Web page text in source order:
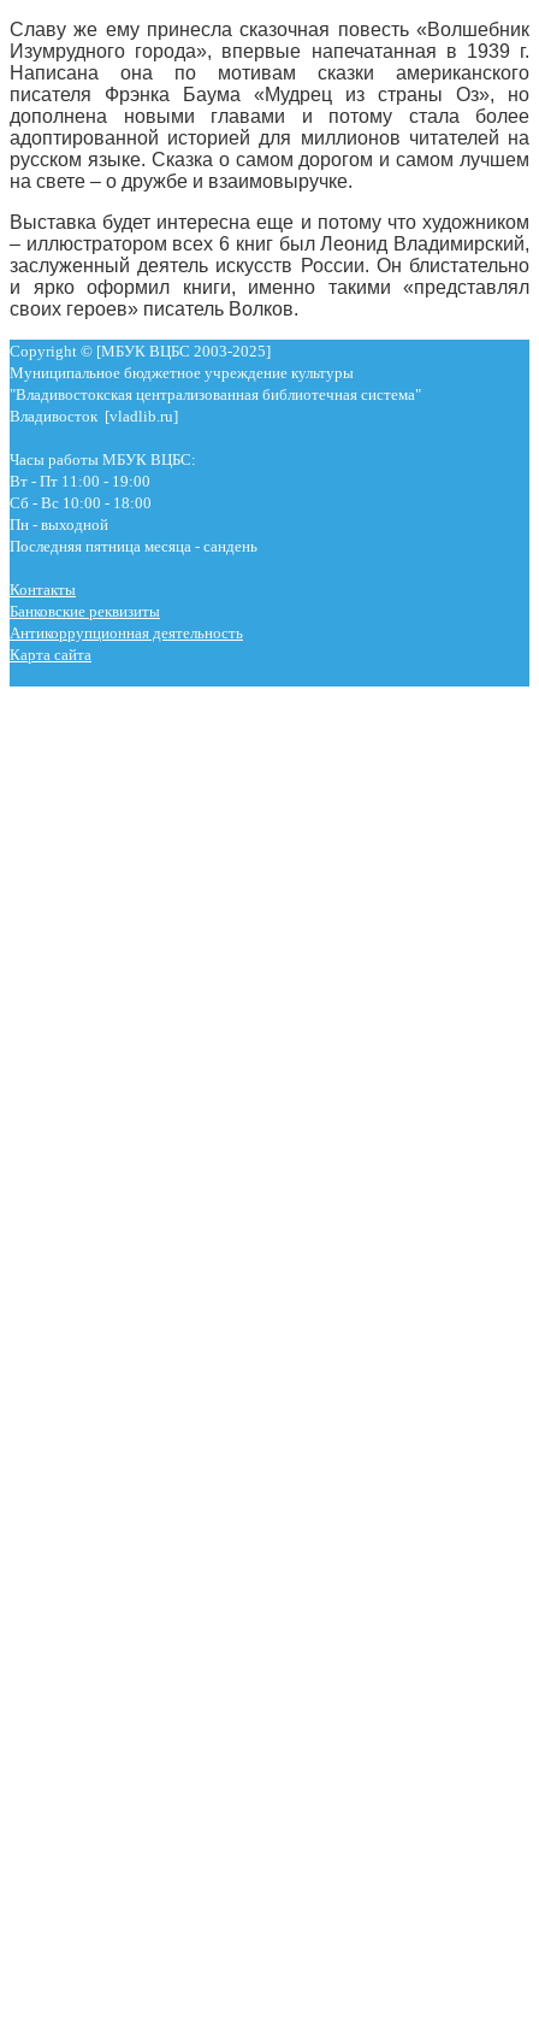
Славу же ему принесла сказочная повесть «Волшебник
Изумрудного города», впервые напечатанная в 1939 г.
Написана она по мотивам сказки американского
писателя Фрэнка Баума «Мудрец из страны Оз», но
дополнена новыми главами и потому стала более
адоптированной историей для миллионов читателей на
русском языке. Сказка о самом дорогом и самом лучшем
на свете – о дружбе и взаимовыручке.
Выставка будет интересна еще и потому что художником
– иллюстратором всех 6 книг был Леонид Владимирский,
заслуженный деятель искусств России. Он блистательно
и ярко оформил книги, именно такими «представлял
своих героев» писатель Волков.
Copyright © [МБУК ВЦБС 2003-2025]
Муниципальное бюджетное учреждение культуры
"Владивостокская централизованная библиотечная система"
Владивосток [vladlib.ru]
Часы работы МБУК ВЦБС:
Вт - Пт 11:00 - 19:00
Сб - Вс 10:00 - 18:00
Пн - выходной
Последняя пятница месяца - сандень
Контакты
Банковские реквизиты
Антикоррупционная деятельность
Карта сайта